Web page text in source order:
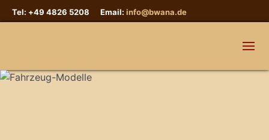
Tel: +49 4826 5208 Email: info@bwana.de